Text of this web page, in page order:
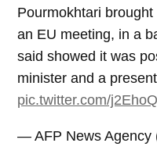
Pourmokhtari
an EU meeting, in a
said showed it was
minister and a
pic.twitter.com/
— AFP News Agency